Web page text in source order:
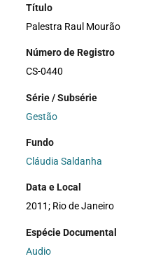
Título
Palestra Raul Mourão
Número de Registro
CS-0440
Série / Subsérie
Gestão
Fundo
Cláudia Saldanha
Data e Local
2011; Rio de Janeiro
Espécie Documental
Audio